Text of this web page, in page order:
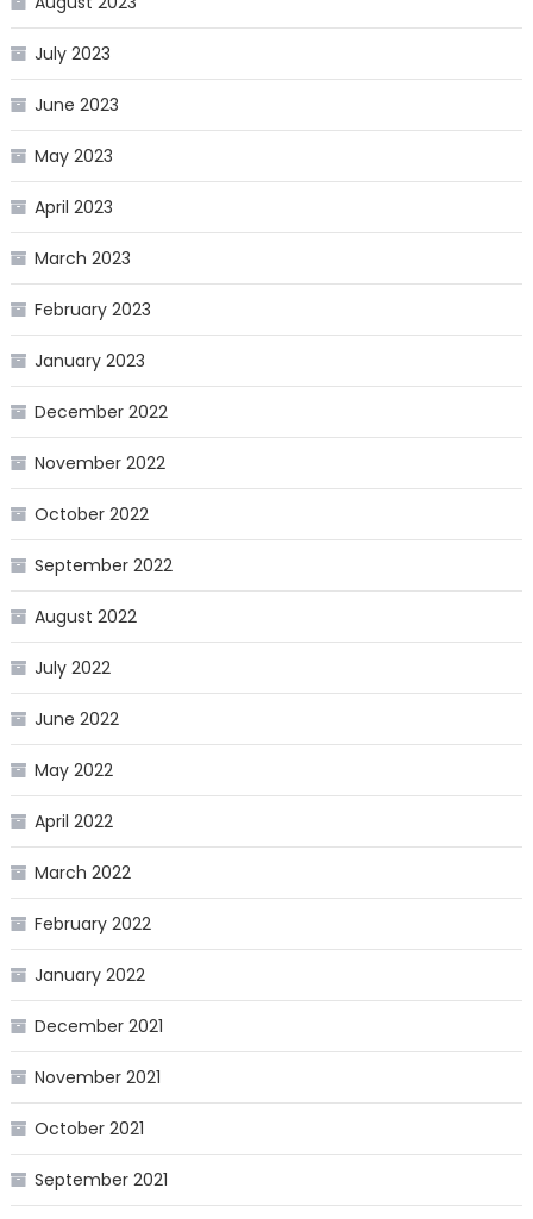
July 2023
June 2023
May 2023
April 2023
March 2023
February 2023
January 2023
December 2022
November 2022
October 2022
September 2022
August 2022
July 2022
June 2022
May 2022
April 2022
March 2022
February 2022
January 2022
December 2021
November 2021
October 2021
September 2021